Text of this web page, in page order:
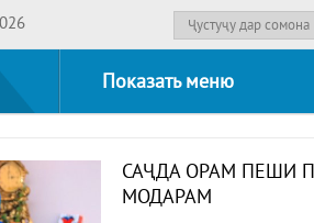
Показать меню
САҶДА ОРАМ ПЕШИ
МОДАРАМ